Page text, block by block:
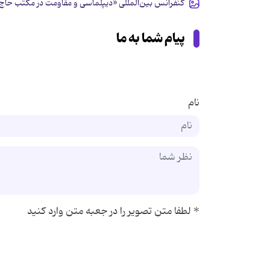
کنفرانس بین‌المللی «دیپلماسی و مقاومت در مکتب
پیام شما به ما
نام
*لطفا متن تصویر را در جعبه متن وارد کنید